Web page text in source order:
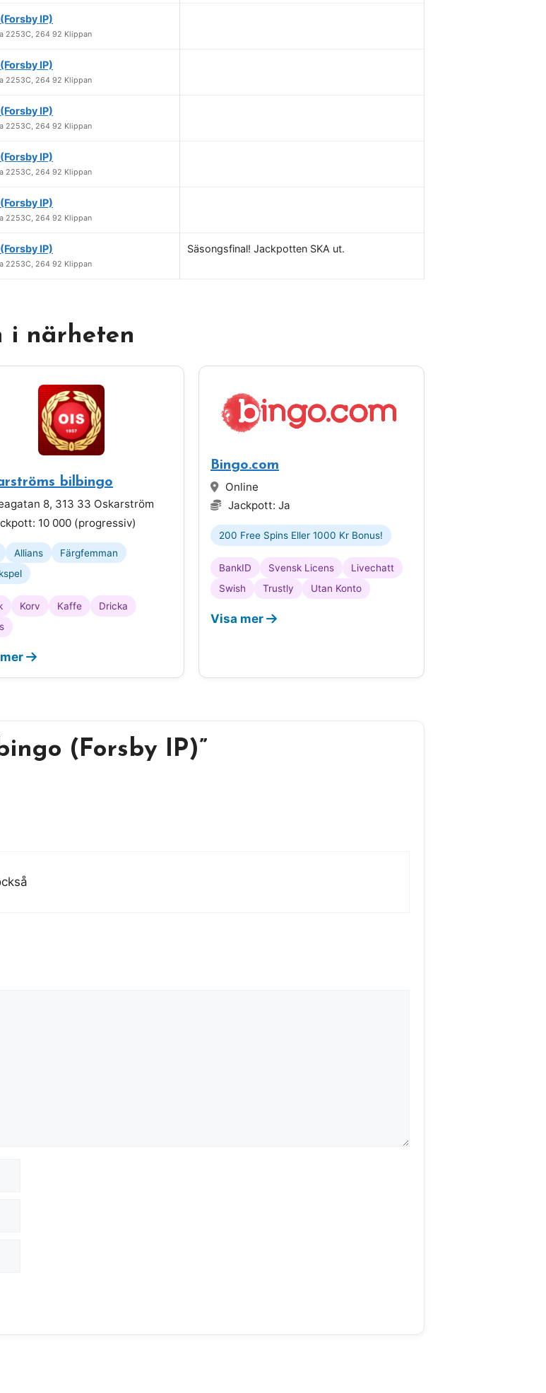
IP)
2253C, 264 92 Klippan
IP)
2253C, 264 92 Klippan
IP)
2253C, 264 92 Klippan
IP)
2253C, 264 92 Klippan
IP)
2253C, 264 92 Klippan
IP)
2253C, 264 92 Klippan
Säsongsfinal! Jackpotten SKA ut.
i närheten
bilbingo
8, 313 33 Oskarström
10 000 (progressiv)
Allians
Färgfemman
Korv Kaffe
Dricka
Bingo.com
Online
Jackpott: Ja
200 Free Spins Eller 1000 Kr Bonus!
BankID Svensk Licens
Livechatt
Swish
Trustly Utan Konto
Visa mer
(Forsby IP)”